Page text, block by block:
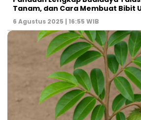
Tanam, dan Cara Membuat Bibit
6 Agustus 2025 | 16:55 WIB